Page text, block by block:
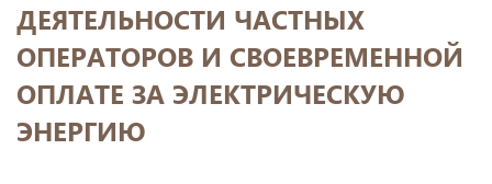
ДЕЯТЕЛЬНОСТИ ЧАСТНЫХ
ОПЕРАТОРОВ И СВОЕВРЕМЕННОЙ
ОПЛАТЕ ЗА ЭЛЕКТРИЧЕСКУЮ
ЭНЕРГИЮ